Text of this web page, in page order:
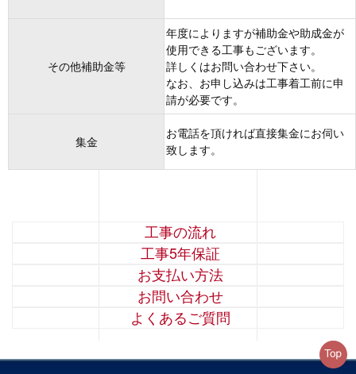
その他補助金等
年度によりますが補助金や助成金が
使用できる工事もございます。
詳しくはお問い合わせ下さい。
なお、お申し込みは工事着工前に申
請が必要です。
集金
お電話を頂ければ直接集金にお伺い
致します。
工事の流れ
工事5年保証
お支払い方法
お問い合わせ
よくあるご質問